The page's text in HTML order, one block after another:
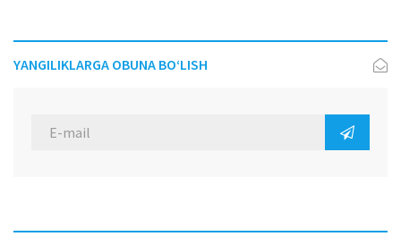
YANGILIKLARGA OBUNA BO‘LISH